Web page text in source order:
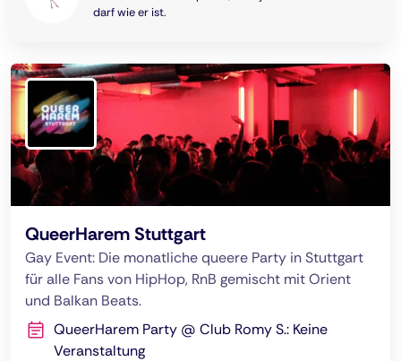
darf wie er ist.
QueerHarem Stuttgart
Gay Event: Die monatliche queere Party in Stuttgart
für alle Fans von HipHop, RnB gemischt mit Orient
und Balkan Beats.
QueerHarem Party @ Club Romy S.: Keine
Veranstaltung